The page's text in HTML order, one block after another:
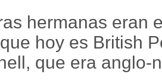
hermanas eran
hoy es British
que era anglo-